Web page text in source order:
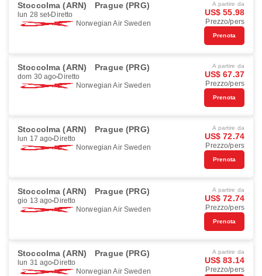
Stoccolma (ARN) Prague (PRG)
lun 28 set Diretto
Norwegian Air Sweden
A partire da
US$ 55.98
Prezzo/pers
Prenota
Stoccolma (ARN) Prague (PRG)
dom 30 ago Diretto
Norwegian Air Sweden
A partire da
US$ 67.37
Prezzo/pers
Prenota
Stoccolma (ARN) Prague (PRG)
lun 17 ago Diretto
Norwegian Air Sweden
A partire da
US$ 72.74
Prezzo/pers
Prenota
Stoccolma (ARN) Prague (PRG)
gio 13 ago Diretto
Norwegian Air Sweden
A partire da
US$ 72.74
Prezzo/pers
Prenota
Stoccolma (ARN) Prague (PRG)
lun 31 ago Diretto
Norwegian Air Sweden
A partire da
US$ 83.14
Prezzo/pers